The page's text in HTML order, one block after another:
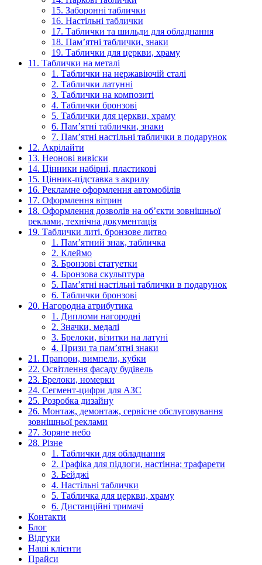
15. Заборонні таблички
16. Настільні таблички
17. Таблички та шильди для обладнання
18. Пам’ятні таблички, знаки
19. Таблички для церкви, храму
11. Таблички на металі
1. Таблички на нержавіючій сталі
2. Таблички латунні
3. Таблички на композиті
4. Таблички бронзові
5. Таблички для церкви, храму
6. Пам’ятні таблички, знаки
7. Пам’ятні настільні таблички в подарунок
12. Акрілайти
13. Неонові вивіски
14. Цінники набірні, пластикові
15. Цінник-підставка з акрилу
16. Рекламне оформлення автомобілів
17. Оформлення вітрин
18. Оформлення дозволів на об’єкти зовнішньої
реклами, технічна документація
19. Таблички литі, бронзове литво
1. Пам’ятний знак, табличка
2. Клеймо
3. Бронзові статуетки
4. Бронзова скульптура
5. Пам’ятні настільні таблички в подарунок
6. Таблички бронзові
20. Нагородна атрибутика
1. Дипломи нагородні
2. Значки, медалі
3. Брелоки, візитки на латуні
4. Призи та пам’ятні знаки
21. Прапори, вимпели, кубки
22. Освітлення фасаду будівель
23. Брелоки, номерки
24. Сегмент-цифри для АЗС
25. Розробка дизайну
26. Монтаж, демонтаж, сервісне обслуговування
зовнішньої реклами
27. Зоряне небо
28. Різне
1. Таблички для обладнання
2. Графіка для підлоги, настінна; трафарети
3. Бейджі
4. Настільні таблички
5. Табличка для церкви, храму
6. Дистанційні тримачі
Контакти
Блог
Відгуки
Наші клієнти
Прайси